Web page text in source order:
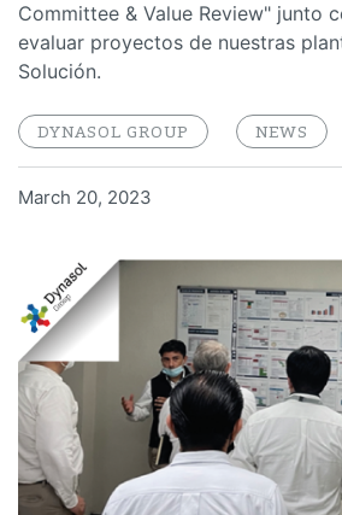
Committee & Value Review" junto
evaluar proyectos de nuestras
Solución.
DYNASOL GROUP NEWS
March 20, 2023